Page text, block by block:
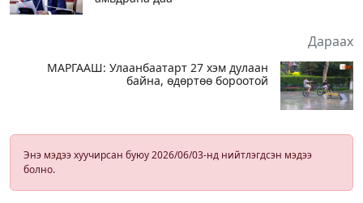
Дараах
МАРГААШ: Улаанбаатарт 27 хэм дулаан
байна, өдөртөө бороотой
Энэ мэдээ хуучирсан буюу 2026/06/03-нд нийтлэгдсэн мэдээ
болно.